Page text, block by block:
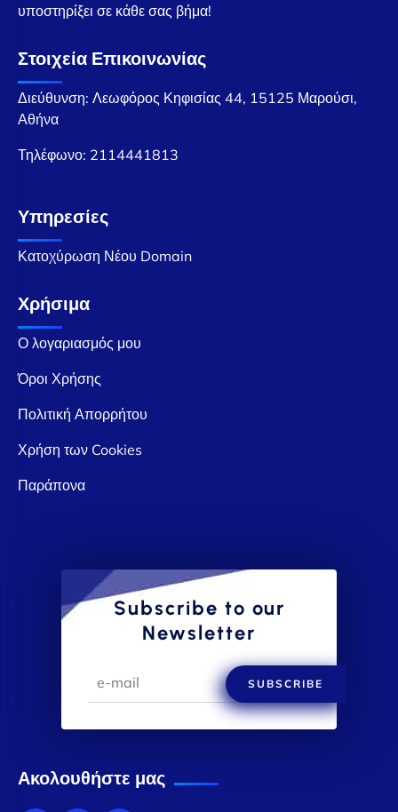
υποστηρίξει σε κάθε σας βήμα!
Στοιχεία Επικοινωνίας
Διεύθυνση: Λεωφόρος Κηφισίας 44, 15125 Μαρούσι,
Αθήνα
Τηλέφωνο: 2114441813
Υπηρεσίες
Κατοχύρωση Νέου Domain
Χρήσιμα
Ο λογαριασμός μου
Όροι Χρήσης
Πολιτική Απορρήτου
Χρήση των Cookies
Παράπονα
Subscribe to our
Newsletter
SUBSCRIBE
Ακολουθήστε μας